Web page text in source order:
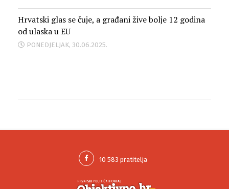
Hrvatski glas se čuje, a građani žive bolje 12 godina
od ulaska u EU
PONEDJELJAK, 30.06.2025.